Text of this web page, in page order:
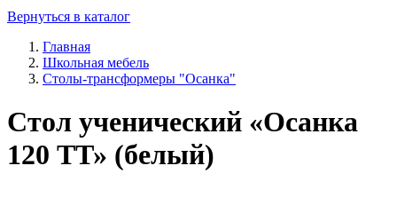
Вернуться в каталог
Главная
Школьная мебель
Столы-трансформеры "Осанка"
Стол ученический «Осанка
120 ТТ» (белый)